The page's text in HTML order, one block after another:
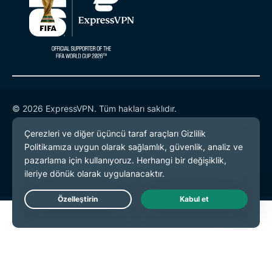
© 2026 ExpressVPN. Tüm hakları saklıdır.
Gizlilik Politikası
Hizmet Koşulları
Çerez Tercihleri
Live Chat